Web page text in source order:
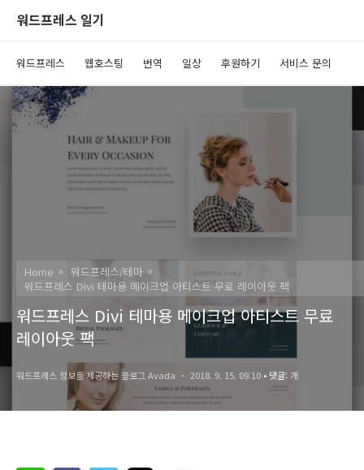
워드프레스 일기
워드프레스 웹호스팅 번역 일상 후원하기 서비스 문의
Home
워드프레스/테마
워드프레스 Divi 테마용 메이크업 아티스트 무료 레이아웃 팩
워드프레스 Divi 테마용 메이크업 아티스트 무료
레이아웃 팩
워드프레스 정보를 제공하는 블로그 Avada 2018. 9. 15. 09:10 • 댓글: 개